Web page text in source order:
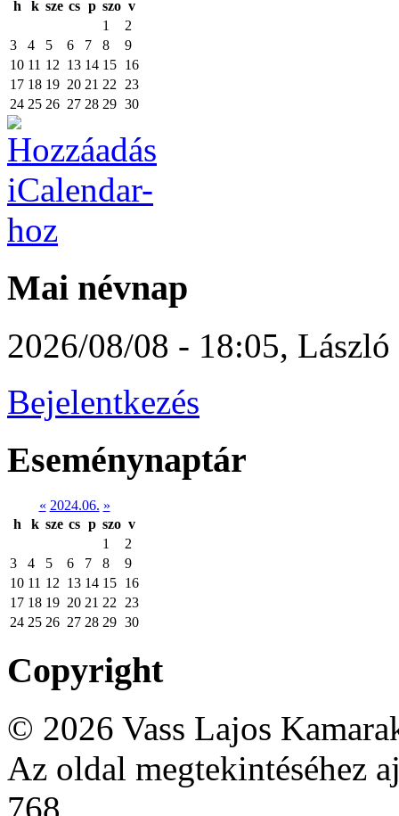
h
k sze cs p szo v
1
2
3
4 5 6 7 8
9
10 11 12 13 14 15 16
17 18 19 20 21 22
23
24 25 26 27 28 29 30
Mai névnap
2026/08/08 - 18:05, László
Bejelentkezés
Eseménynaptár
« 2024.06. »
h
k sze cs p szo v
1
2
3
4 5 6 7 8
9
10 11 12 13 14 15 16
17 18 19 20 21 22
23
24 25 26 27 28 29 30
Copyright
© 2026 Vass Lajos
Az oldal megtekintéséhez